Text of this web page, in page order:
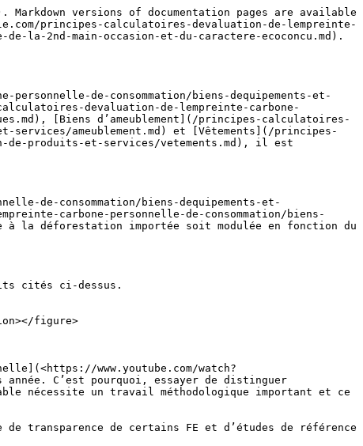
versions of documentation pages are available
principes-calculatoires-devaluation-de-lempreinte-
de-la-2nd-main-occasion-et-du-caractere-ecoconcu.md).
de-consommation/biens-dequipements-et-
devaluation-de-lempreinte-carbone-
[Biens d’ameublement](/principes-calculatoires-
services/ameublement.md) et [Vêtements](/principes-
de-produits-et-services/vetements.md), il est
de-consommation/biens-dequipements-et-
carbone-personnelle-de-consommation/biens-
à la déforestation importée soit modulée en fonction du
cités ci-dessus.
figure>
www.youtube.com/watch?
année. C’est pourquoi, essayer de distinguer
nécessite un travail méthodologique important et ce
transparence de certains FE et d’études de référence